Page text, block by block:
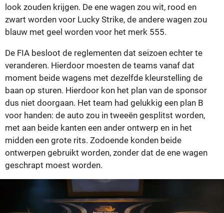
look zouden krijgen. De ene wagen zou wit, rood en
zwart worden voor Lucky Strike, de andere wagen zou
blauw met geel worden voor het merk 555.
De FIA besloot de reglementen dat seizoen echter te
veranderen. Hierdoor moesten de teams vanaf dat
moment beide wagens met dezelfde kleurstelling de
baan op sturen. Hierdoor kon het plan van de sponsor
dus niet doorgaan. Het team had gelukkig een plan B
voor handen: de auto zou in tweeën gesplitst worden,
met aan beide kanten een ander ontwerp en in het
midden een grote rits. Zodoende konden beide
ontwerpen gebruikt worden, zonder dat de ene wagen
geschrapt moest worden.